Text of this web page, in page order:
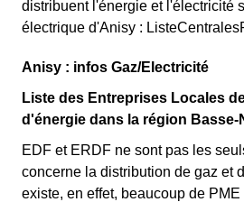
distribuent l'énergie et l'électricité
électrique d'Anisy :
Anisy : infos Gaz/Electricité
Liste des Entreprises Locales
d'énergie dans la région Basse-
EDF et ERDF ne sont pas les
concerne la distribution de gaz et
existe, en effet, beaucoup de